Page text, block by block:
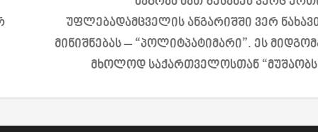
უფლებადამცველის ანგარიშში ვერ
მინიშნებას – “პოლიტპატიმარი”. ეს
მხოლოდ საქართველოსთან